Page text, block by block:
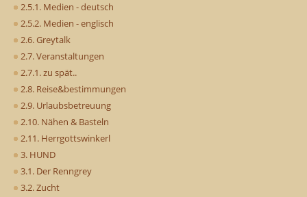
2.5.1. Medien - deutsch
2.5.2. Medien - englisch
2.6. Greytalk
2.7. Veranstaltungen
2.7.1. zu spät..
2.8. Reise&bestimmungen
2.9. Urlaubsbetreuung
2.10. Nähen & Basteln
2.11. Herrgottswinkerl
3. HUND
3.1. Der Renngrey
3.2. Zucht